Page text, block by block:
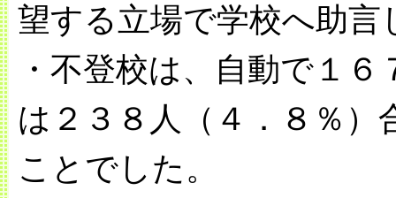
望する立場で学校へ助
・不登校は、自動で１
は２３８人（４．８％）
ことでした。